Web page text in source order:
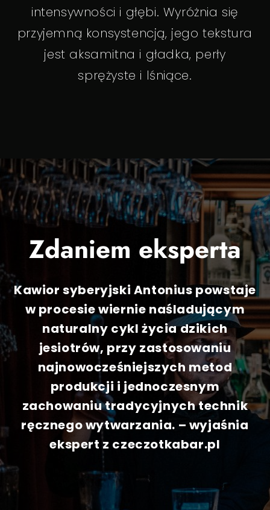
intensywności i głębi. Wyróżnia się
przyjemną konsystencją, jego tekstura
jest aksamitna i gładka, perły
sprężyste i lśniące.
Zdaniem eksperta
Kawior syberyjski Antonius powstaje
w procesie wiernie naśladującym
naturalny cykl życia dzikich
jesiotrów, przy zastosowaniu
najnowocześniejszych metod
produkcji i jednoczesnym
zachowaniu tradycyjnych technik
ręcznego wytwarzania. – wyjaśnia
ekspert z czeczotkabar.pl